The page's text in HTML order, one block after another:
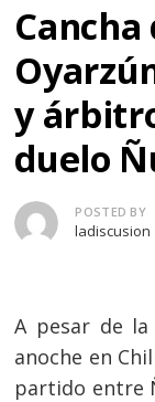
y
duelo
Author
POSTED BY
ladiscusion
A pesar de
anoche en
partido entre